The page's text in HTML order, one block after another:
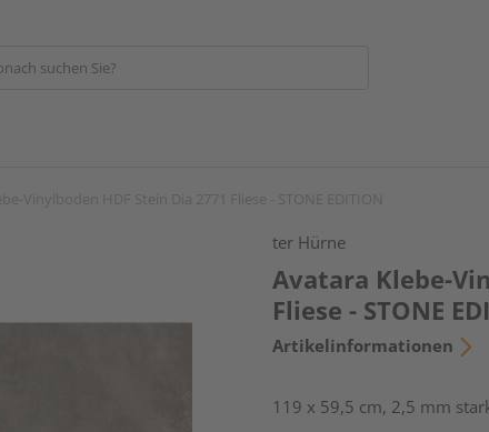
ter Hürne
Avatara Klebe-
Fliese - STONE
Artikelinformationen
119 x 59,5 cm, 2,5 mm